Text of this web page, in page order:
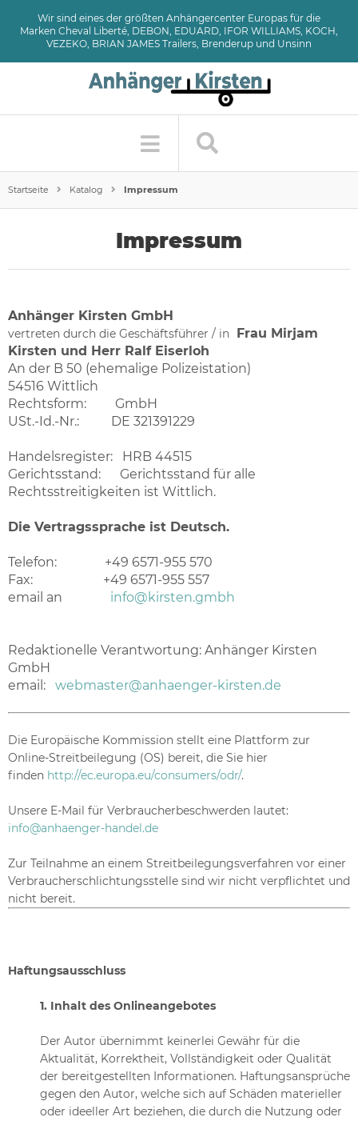
Wir sind eines der größten Anhängercenter Europas für die
Marken Cheval Liberté, DEBON, EDUARD, IFOR WILLIAMS, KOCH,
VEZEKO, BRIAN JAMES Trailers, Brenderup und Unsinn
Startseite Katalog Impressum
Impressum
Anhänger Kirsten GmbH
vertreten durch die Geschäftsführer / in Frau Mirjam
Kirsten und Herr Ralf Eiserloh
An der B 50 (ehemalige Polizeistation)
54516 Wittlich
Rechtsform: GmbH
USt.-Id.-Nr.: DE 321391229
Handelsregister: HRB 44515
Gerichtsstand: Gerichtsstand für alle
Rechtsstreitigkeiten ist Wittlich.
Die Vertragssprache ist Deutsch.
Telefon: +49 6571-955 570
Fax: +49 6571-955 557
email an info@kirsten.gmbh
Redaktionelle Verantwortung: Anhänger Kirsten
GmbH
email: webmaster@anhaenger-kirsten.de
Die Europäische Kommission stellt eine Plattform zur
Online-Streitbeilegung (OS) bereit, die Sie hier
finden http://ec.europa.eu/consumers/odr/.
Unsere E-Mail für Verbraucherbeschwerden lautet:
info@anhaenger-handel.de
Zur Teilnahme an einem Streitbeilegungsverfahren vor einer
Verbraucherschlichtungsstelle sind wir nicht verpflichtet und
nicht bereit.
Haftungsausschluss
1. Inhalt des Onlineangebotes
Der Autor übernimmt keinerlei Gewähr für die
Aktualität, Korrektheit, Vollständigkeit oder Qualität
der bereitgestellten Informationen. Haftungsansprüche
gegen den Autor, welche sich auf Schäden materieller
oder ideeller Art beziehen, die durch die Nutzung oder